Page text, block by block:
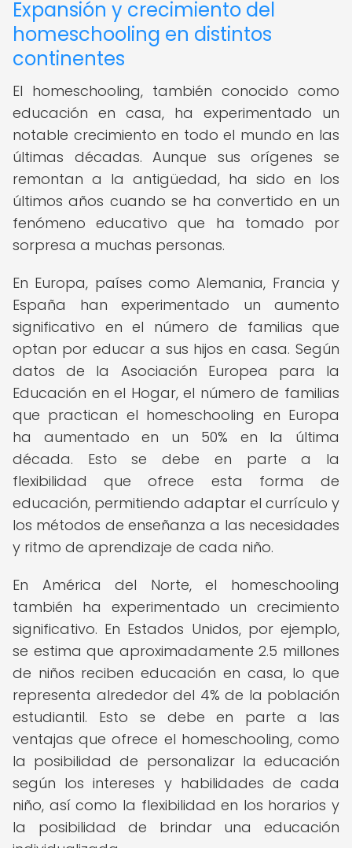
Expansión y crecimiento del
homeschooling en distintos
continentes
El homeschooling, también conocido como
educación en casa, ha experimentado un
notable crecimiento en todo el mundo en las
últimas décadas. Aunque sus orígenes se
remontan a la antigüedad, ha sido en los
últimos años cuando se ha convertido en un
fenómeno educativo que ha tomado por
sorpresa a muchas personas.
En Europa, países como Alemania, Francia y
España han experimentado un aumento
significativo en el número de familias que
optan por educar a sus hijos en casa. Según
datos de la Asociación Europea para la
Educación en el Hogar, el número de familias
que practican el homeschooling en Europa
ha aumentado en un 50% en la última
década. Esto se debe en parte a la
flexibilidad que ofrece esta forma de
educación, permitiendo adaptar el currículo y
los métodos de enseñanza a las necesidades
y ritmo de aprendizaje de cada niño.
En América del Norte, el homeschooling
también ha experimentado un crecimiento
significativo. En Estados Unidos, por ejemplo,
se estima que aproximadamente 2.5 millones
de niños reciben educación en casa, lo que
representa alrededor del 4% de la población
estudiantil. Esto se debe en parte a las
ventajas que ofrece el homeschooling, como
la posibilidad de personalizar la educación
según los intereses y habilidades de cada
niño, así como la flexibilidad en los horarios y
la posibilidad de brindar una educación